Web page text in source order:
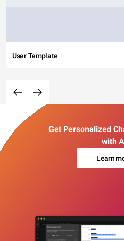
User Template
Get Personalized
with
Learn